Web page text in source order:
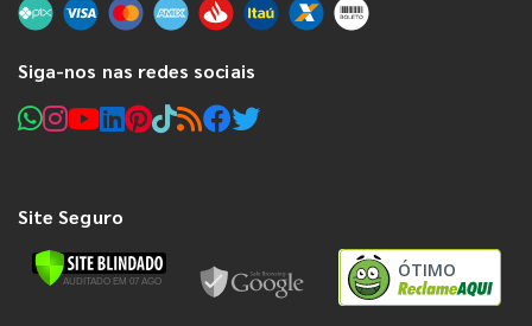
Siga-nos nas redes sociais
Site Seguro
ÓTIMO